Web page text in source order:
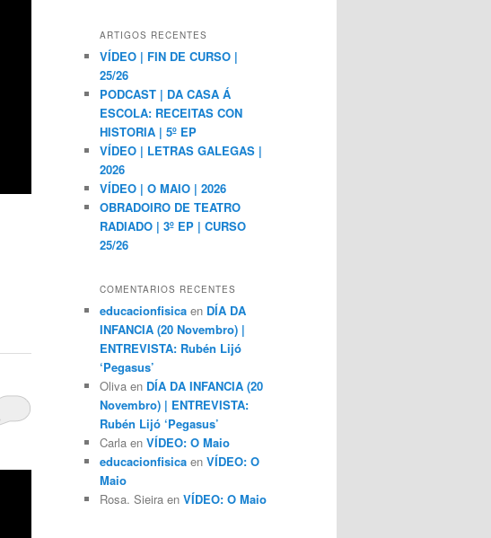
ARTIGOS RECENTES
VÍDEO | FIN DE CURSO |
25/26
PODCAST | DA CASA Á
ESCOLA: RECEITAS CON
HISTORIA | 5º EP
VÍDEO | LETRAS GALEGAS |
2026
VÍDEO | O MAIO | 2026
OBRADOIRO DE TEATRO
RADIADO | 3º EP | CURSO
25/26
COMENTARIOS RECENTES
educacionfisica en DÍA DA
INFANCIA (20 Novembro) |
ENTREVISTA: Rubén Lijó
‘Pegasus’
Oliva en DÍA DA INFANCIA (20
Novembro) | ENTREVISTA:
Rubén Lijó ‘Pegasus’
Carla en VÍDEO: O Maio
educacionfisica en VÍDEO: O
Maio
Rosa. Sieira en VÍDEO: O Maio